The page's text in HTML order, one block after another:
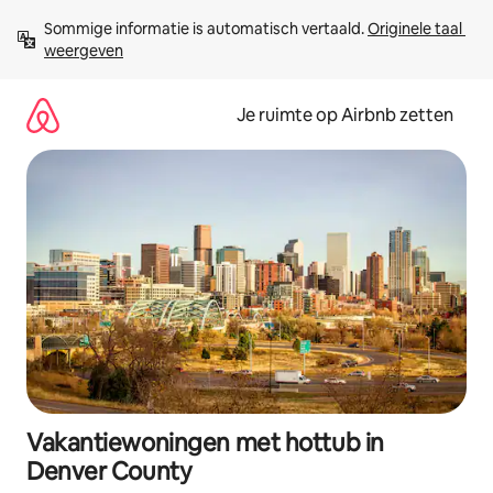
direct
naar
Sommige informatie is automatisch vertaald. Originele taal
weergeven
Je ruimte op Airbnb zetten
Vakantiewoningen met hottub in
Denver County